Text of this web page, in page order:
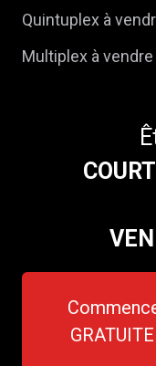
Quintuplex à
Multiplex à vendre